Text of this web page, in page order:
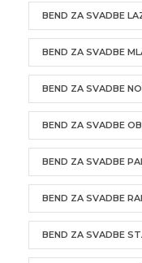
BEND ZA SVADBE
BEND ZA SVADBE
BEND ZA SVADBE
BEND ZA SVADBE
BEND ZA SVADBE
BEND ZA SVADBE
BEND ZA SVADBE